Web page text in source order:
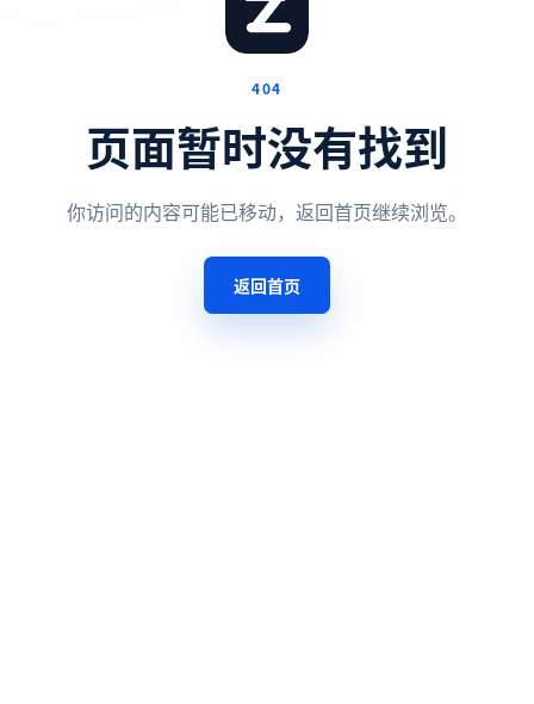
404
页面暂时没有找到
你访问的内容可能已移动，返回首页继续浏览。
返回首页